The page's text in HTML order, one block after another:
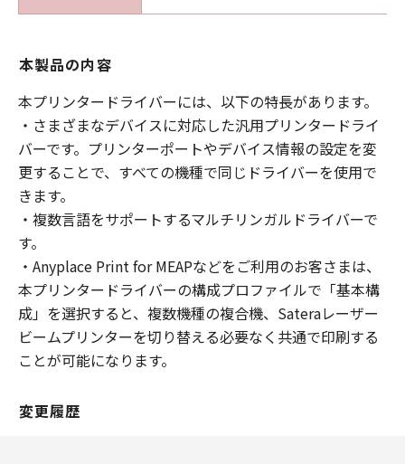
本製品の内容
本プリンタードライバーには、以下の特長があります。
・さまざまなデバイスに対応した汎用プリンタードライ
バーです。プリンターポートやデバイス情報の設定を変
更することで、すべての機種で同じドライバーを使用で
きます。
・複数言語をサポートするマルチリンガルドライバーで
す。
・Anyplace Print for MEAPなどをご利用のお客さまは、
本プリンタードライバーの構成プロファイルで「基本構
成」を選択すると、複数機種の複合機、Sateraレーザー
ビームプリンターを切り替える必要なく共通で印刷する
ことが可能になります。
変更履歴